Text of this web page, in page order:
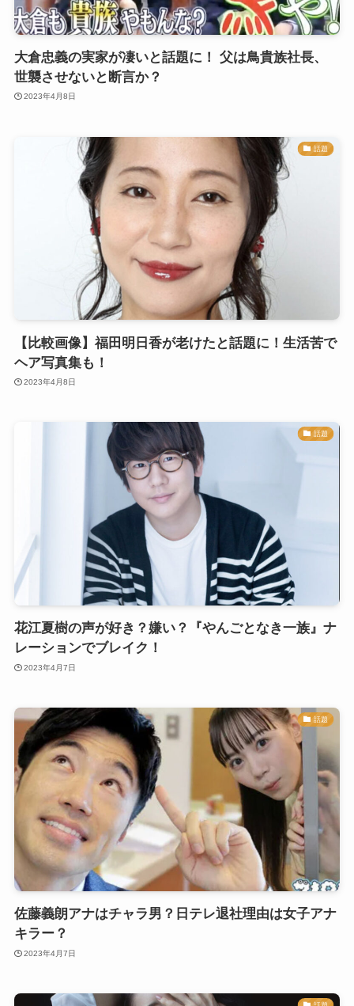
大倉忠義の実家が凄いと話題に！ 父は鳥貴族社長、
世襲させないと断言か？
2023年4月8日
話題
【比較画像】福田明日香が老けたと話題に！生活苦で
ヘア写真集も！
2023年4月8日
話題
花江夏樹の声が好き？嫌い？『やんごとなき一族』ナ
レーションでブレイク！
2023年4月7日
話題
佐藤義朗アナはチャラ男？日テレ退社理由は女子アナ
キラー？
2023年4月7日